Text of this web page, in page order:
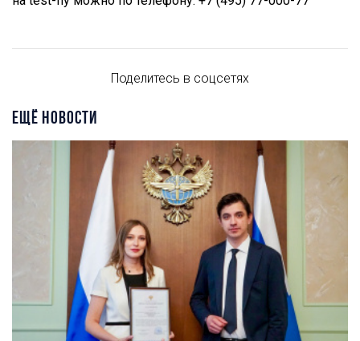
Поделитесь в соцсетях
ЕЩЁ НОВОСТИ